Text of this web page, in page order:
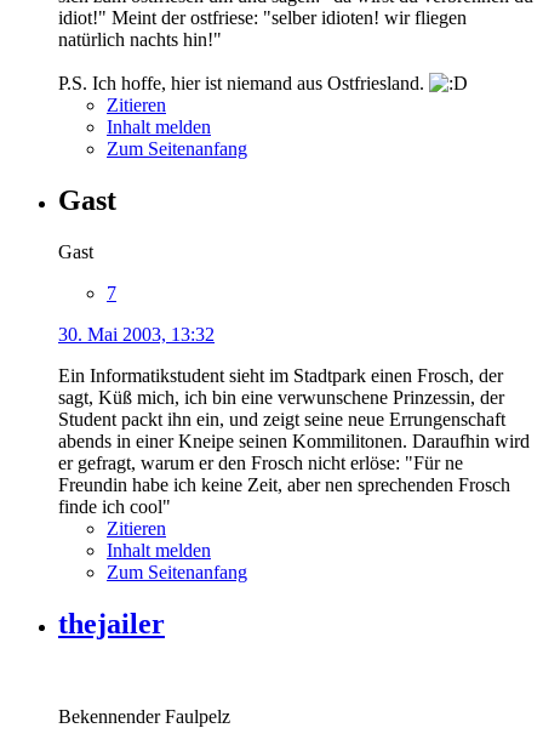
idiot!" Meint der ostfriese: "selber idioten! wir fliegen
natürlich nachts hin!"
P.S. Ich hoffe, hier ist niemand aus Ostfriesland.
Zitieren
Inhalt melden
Zum Seitenanfang
Gast
Gast
7
30. Mai 2003, 13:32
Ein Informatikstudent sieht im Stadtpark einen Frosch, der
sagt, Küß mich, ich bin eine verwunschene Prinzessin, der
Student packt ihn ein, und zeigt seine neue Errungenschaft
abends in einer Kneipe seinen Kommilitonen. Daraufhin wird
er gefragt, warum er den Frosch nicht erlöse: "Für ne
Freundin habe ich keine Zeit, aber nen sprechenden Frosch
finde ich cool"
Zitieren
Inhalt melden
Zum Seitenanfang
thejailer
Bekennender Faulpelz